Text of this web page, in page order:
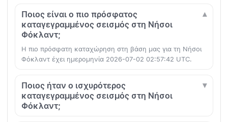
Ποιος είναι ο πιο πρόσφατος
καταγεγραμμένος σεισμός στη Νήσοι
Φόκλαντ;
Η πιο πρόσφατη καταχώρηση στη βάση μας για τη Νήσοι
Φόκλαντ έχει ημερομηνία 2026-07-02 02:57:42 UTC.
Ποιος ήταν ο ισχυρότερος
καταγεγραμμένος σεισμός στη Νήσοι
Φόκλαντ;